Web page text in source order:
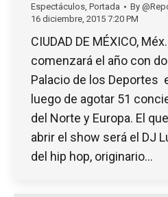
Espectáculos Portada By
16 diciembre, 2015 7:20 PM
CIUDAD DE MÉXICO,
comenzará el año con
Palacio de los Deportes
luego de agotar 51
del Norte y Europa. El
abrir el show será el DJ
del hip hop, originario…